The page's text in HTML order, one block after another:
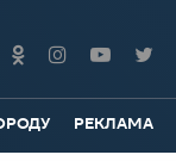
РЕКЛАМА